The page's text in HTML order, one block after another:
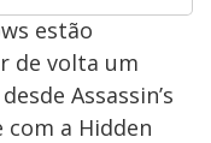
estão
de volta um
Assassin’s
com a Hidden